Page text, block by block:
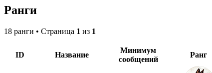
Ранги
18 ранги • Страница 1 из 1
ID Название
Минимум
сообщений
Ранг